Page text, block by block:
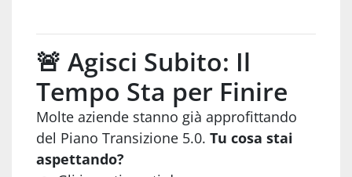
🚨 Agisci Subito: Il
Tempo Sta per Finire
Molte aziende stanno già approfittando
del Piano Transizione 5.0. Tu cosa stai
aspettando?